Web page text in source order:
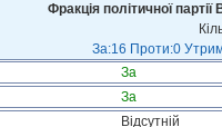
Фракція політичної
За:16 Проти:0
За
За
Відсутній